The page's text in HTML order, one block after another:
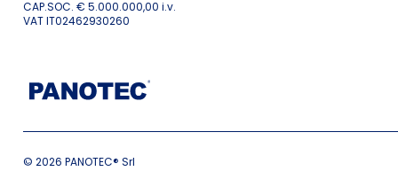
CAP.SOC. € 5.000.000,00 i.v.
VAT IT02462930260
© 2026 PANOTEC® Srl